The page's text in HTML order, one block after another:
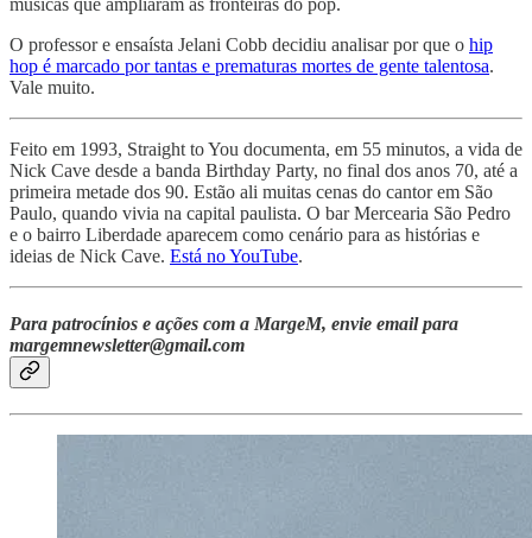
O professor e ensaísta Jelani Cobb decidiu analisar por que o hip
hop é marcado por tantas e prematuras mortes de gente talentosa.
Vale muito.
Feito em 1993, Straight to You documenta, em 55 minutos, a vida de
Nick Cave desde a banda Birthday Party, no final dos anos 70, até a
primeira metade dos 90. Estão ali muitas cenas do cantor em São
Paulo, quando vivia na capital paulista. O bar Mercearia São Pedro
e o bairro Liberdade aparecem como cenário para as histórias e
ideias de Nick Cave. Está no YouTube.
Para patrocínios e ações com a MargeM, envie email para
margemnewsletter@gmail.com